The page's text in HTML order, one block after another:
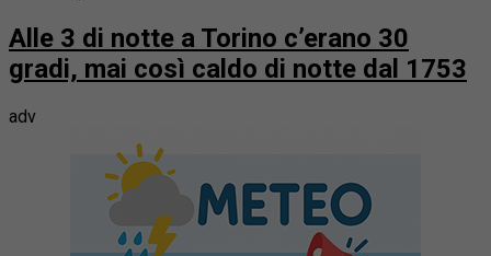
Alle 3 di notte a Torino c’erano 30
gradi, mai così caldo di notte dal 1753
adv